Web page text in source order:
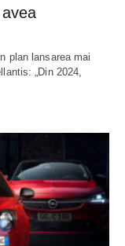
plan lansarea mai
„Din 2024,